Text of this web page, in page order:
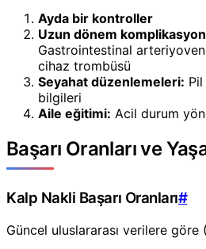
Ayda bir kontroller
Uzun dönem
Gastrointestinal
cihaz trombüsü
Seyahat düzenlemeleri:
bilgileri
Aile eğitimi: Acil durum
Başarı Oranları ve
Kalp Nakli Başarı Oranları#
Güncel uluslararası verilere göre